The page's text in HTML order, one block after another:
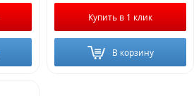
Купить в 1 клик
В корзину